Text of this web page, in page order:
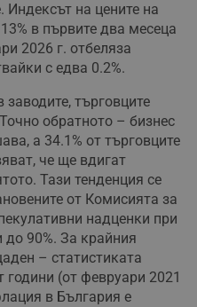
Индексът на цените на
в първите два месеца
2026 г. отбеляза
с едва 0.2%.
търговците
обратното – бизнес
а 34.1% от търговците
че ще вдигат
Тази тенденция се
от Комисията за
надценки при
до 90%. За крайния
– статистиката
години (от февруари 2021
в България е